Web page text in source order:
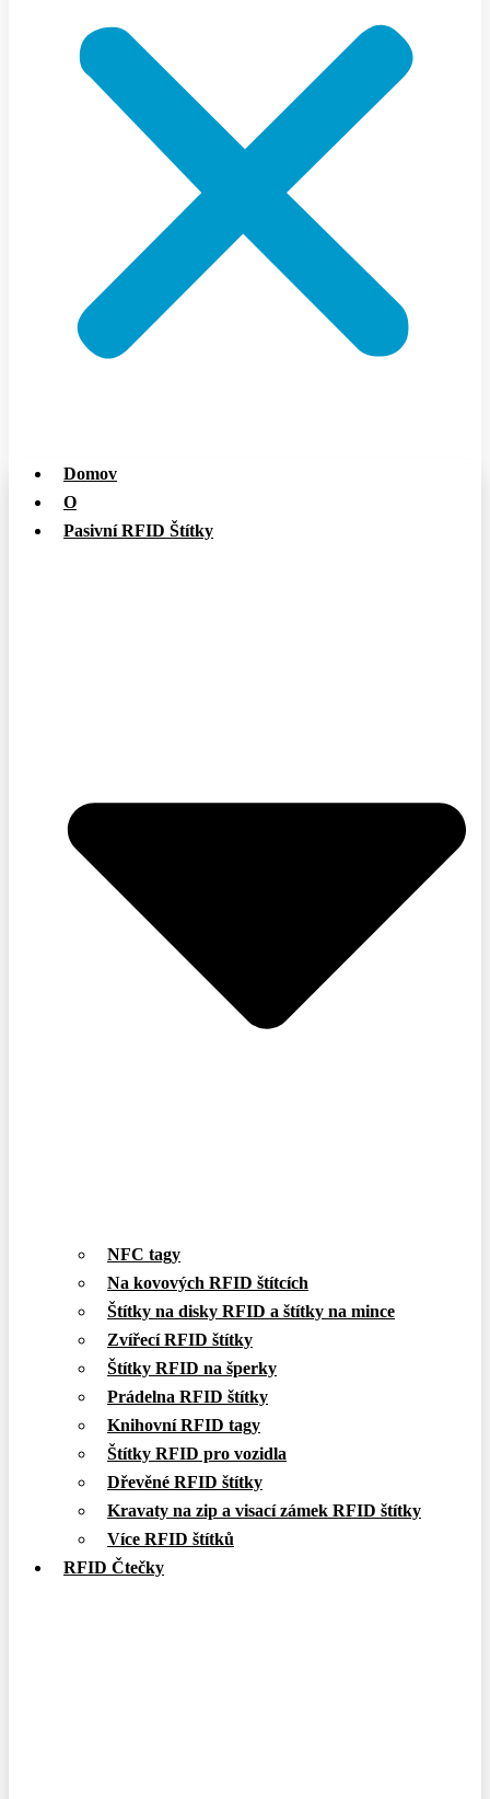
Domov
O
Pasivní RFID Štítky
NFC tagy
Na kovových RFID štítcích
Štítky na disky RFID a štítky na mince
Zvířecí RFID štítky
Štítky RFID na šperky
Prádelna RFID štítky
Knihovní RFID tagy
Štítky RFID pro vozidla
Dřevěné RFID štítky
Kravaty na zip a visací zámek RFID štítky
Více RFID štítků
RFID Čtečky